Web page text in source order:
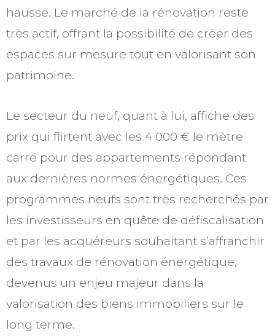
hausse. Le marché de la rénovation reste
très actif, offrant la possibilité de créer des
espaces sur mesure tout en valorisant son
patrimoine.
Le secteur du neuf, quant à lui, affiche des
prix qui flirtent avec les 4 000 € le mètre
carré pour des appartements répondant
aux dernières normes énergétiques. Ces
programmes neufs sont très recherchés par
les investisseurs en quête de défiscalisation
et par les acquéreurs souhaitant s’affranchir
des travaux de rénovation énergétique,
devenus un enjeu majeur dans la
valorisation des biens immobiliers sur le
long terme.